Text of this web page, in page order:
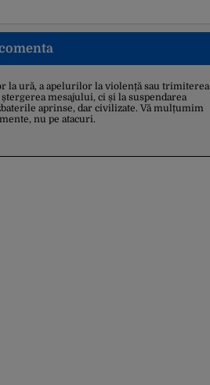
la ură, a apelurilor la violență sau trimiterea
mesajului, ci și la suspendarea
aprinse, dar civilizate. Vă mulțumim
nu pe atacuri.